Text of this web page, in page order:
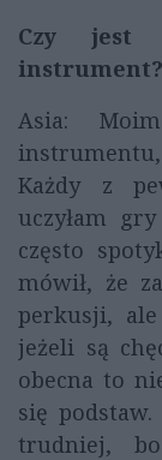
Czy jest
instrument?
Asia:
Każdy z
uczyłam
często
mówił, że
perkusji, ale
jeżeli są
obecna to
się
trudniej,